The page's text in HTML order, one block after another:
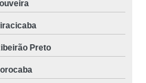
Preto